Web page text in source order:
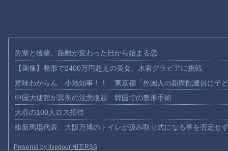
先輩と後輩、距離が変わった日から始まる恋
【画像】整形で2400万円超えの美女、水着グラビアに挑戦
意味わからん 小池知事！！ 東京都「外国人の新聞配達員に子
中国大使館が異例の注意喚起 韓国での整形手術
大谷の100人ロス招待
維新馬場代表、大阪万博のトイレが汲み取り式になる事を否定せ
Powered by livedoor 相互RSS